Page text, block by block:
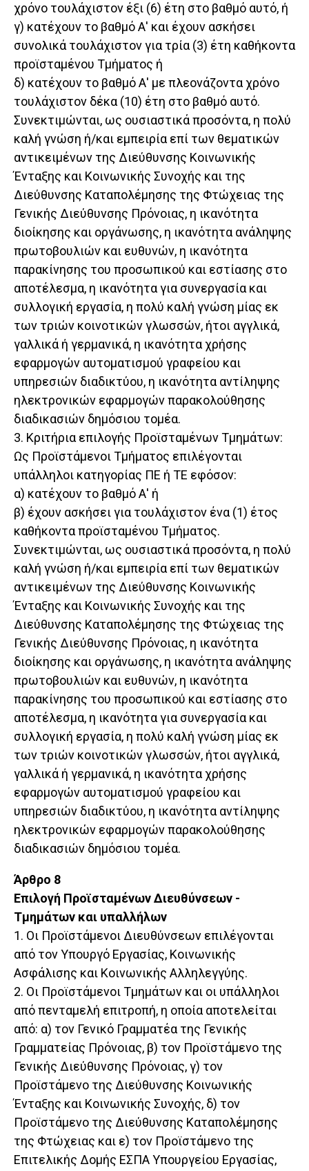
χρόνο τουλάχιστον έξι (6) έτη στο βαθμό αυτό, ή
γ) κατέχουν το βαθμό Α' και έχουν ασκήσει
συνολικά τουλάχιστον για τρία (3) έτη καθήκοντα
προϊσταμένου Τμήματος ή
δ) κατέχουν το βαθμό Α' με πλεονάζοντα χρόνο
τουλάχιστον δέκα (10) έτη στο βαθμό αυτό.
Συνεκτιμώνται, ως ουσιαστικά προσόντα, η πολύ
καλή γνώση ή/και εμπειρία επί των θεματικών
αντικειμένων της Διεύθυνσης Κοινωνικής
Ένταξης και Κοινωνικής Συνοχής και της
Διεύθυνσης Καταπολέμησης της Φτώχειας της
Γενικής Διεύθυνσης Πρόνοιας, η ικανότητα
διοίκησης και οργάνωσης, η ικανότητα ανάληψης
πρωτοβουλιών και ευθυνών, η ικανότητα
παρακίνησης του προσωπικού και εστίασης στο
αποτέλεσμα, η ικανότητα για συνεργασία και
συλλογική εργασία, η πολύ καλή γνώση μίας εκ
των τριών κοινοτικών γλωσσών, ήτοι αγγλικά,
γαλλικά ή γερμανικά, η ικανότητα χρήσης
εφαρμογών αυτοματισμού γραφείου και
υπηρεσιών διαδικτύου, η ικανότητα αντίληψης
ηλεκτρονικών εφαρμογών παρακολούθησης
διαδικασιών δημόσιου τομέα.
3. Κριτήρια επιλογής Προϊσταμένων Τμημάτων:
Ως Προϊστάμενοι Τμήματος επιλέγονται
υπάλληλοι κατηγορίας ΠΕ ή TE εφόσον:
α) κατέχουν το βαθμό Α' ή
β) έχουν ασκήσει για τουλάχιστον ένα (1) έτος
καθήκοντα προϊσταμένου Τμήματος.
Συνεκτιμώνται, ως ουσιαστικά προσόντα, η πολύ
καλή γνώση ή/και εμπειρία επί των θεματικών
αντικειμένων της Διεύθυνσης Κοινωνικής
Ένταξης και Κοινωνικής Συνοχής και της
Διεύθυνσης Καταπολέμησης της Φτώχειας της
Γενικής Διεύθυνσης Πρόνοιας, η ικανότητα
διοίκησης και οργάνωσης, η ικανότητα ανάληψης
πρωτοβουλιών και ευθυνών, η ικανότητα
παρακίνησης του προσωπικού και εστίασης στο
αποτέλεσμα, η ικανότητα για συνεργασία και
συλλογική εργασία, η πολύ καλή γνώση μίας εκ
των τριών κοινοτικών γλωσσών, ήτοι αγγλικά,
γαλλικά ή γερμανικά, η ικανότητα χρήσης
εφαρμογών αυτοματισμού γραφείου και
υπηρεσιών διαδικτύου, η ικανότητα αντίληψης
ηλεκτρονικών εφαρμογών παρακολούθησης
διαδικασιών δημόσιου τομέα.
Άρθρο 8
Επιλογή Προϊσταμένων Διευθύνσεων -
Τμημάτων και υπαλλήλων
1. Οι Προϊστάμενοι Διευθύνσεων επιλέγονται
από τον Υπουργό Εργασίας, Κοινωνικής
Ασφάλισης και Κοινωνικής Αλληλεγγύης.
2. Οι Προϊστάμενοι Τμημάτων και οι υπάλληλοι
από πενταμελή επιτροπή, η οποία αποτελείται
από: α) τον Γενικό Γραμματέα της Γενικής
Γραμματείας Πρόνοιας, β) τον Προϊστάμενο της
Γενικής Διεύθυνσης Πρόνοιας, γ) τον
Προϊστάμενο της Διεύθυνσης Κοινωνικής
Ένταξης και Κοινωνικής Συνοχής, δ) τον
Προϊστάμενο της Διεύθυνσης Καταπολέμησης
της Φτώχειας και ε) τον Προϊστάμενο της
Επιτελικής Δομής ΕΣΠΑ Υπουργείου Εργασίας,